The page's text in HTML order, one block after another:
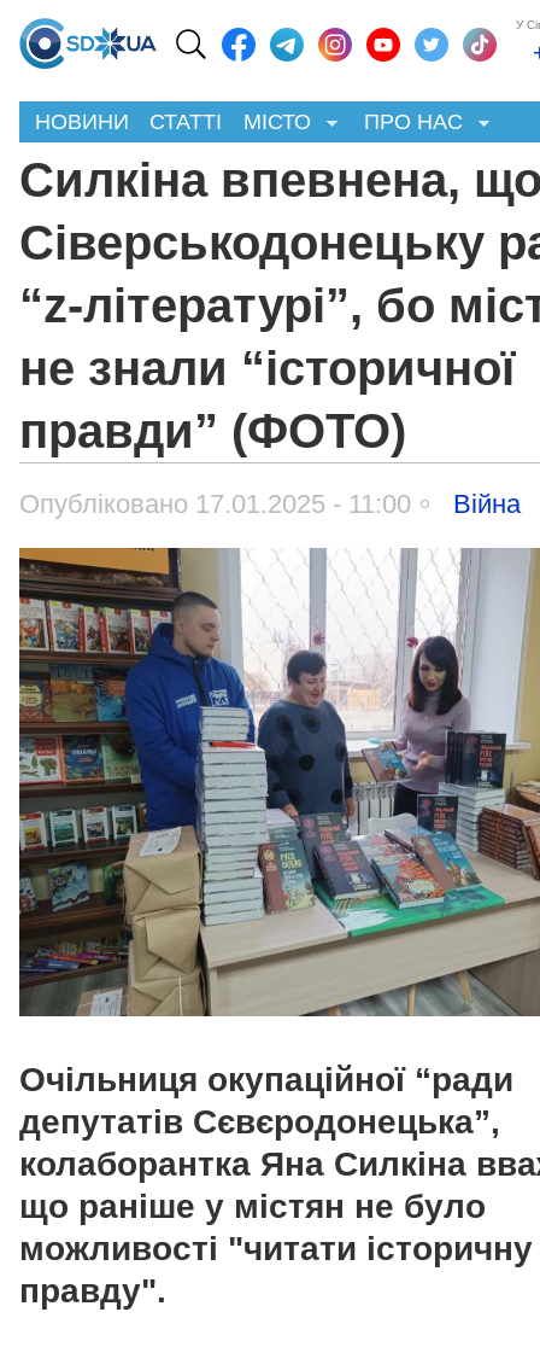
У
НОВИНИ СТАТТІ МІСТО ПРО НАС
Силкіна впевнена,
Сіверськодонецьку
“z-літературі”, бо
не знали “історичної
правди” (ФОТО)
Опубліковано 17.01.2025 - 11:00 Війна
Очільниця окупаційної “ради
депутатів Сєвєродонецька”,
колаборантка Яна Силкіна
що раніше у містян не було
можливості "читати історичну
правду".